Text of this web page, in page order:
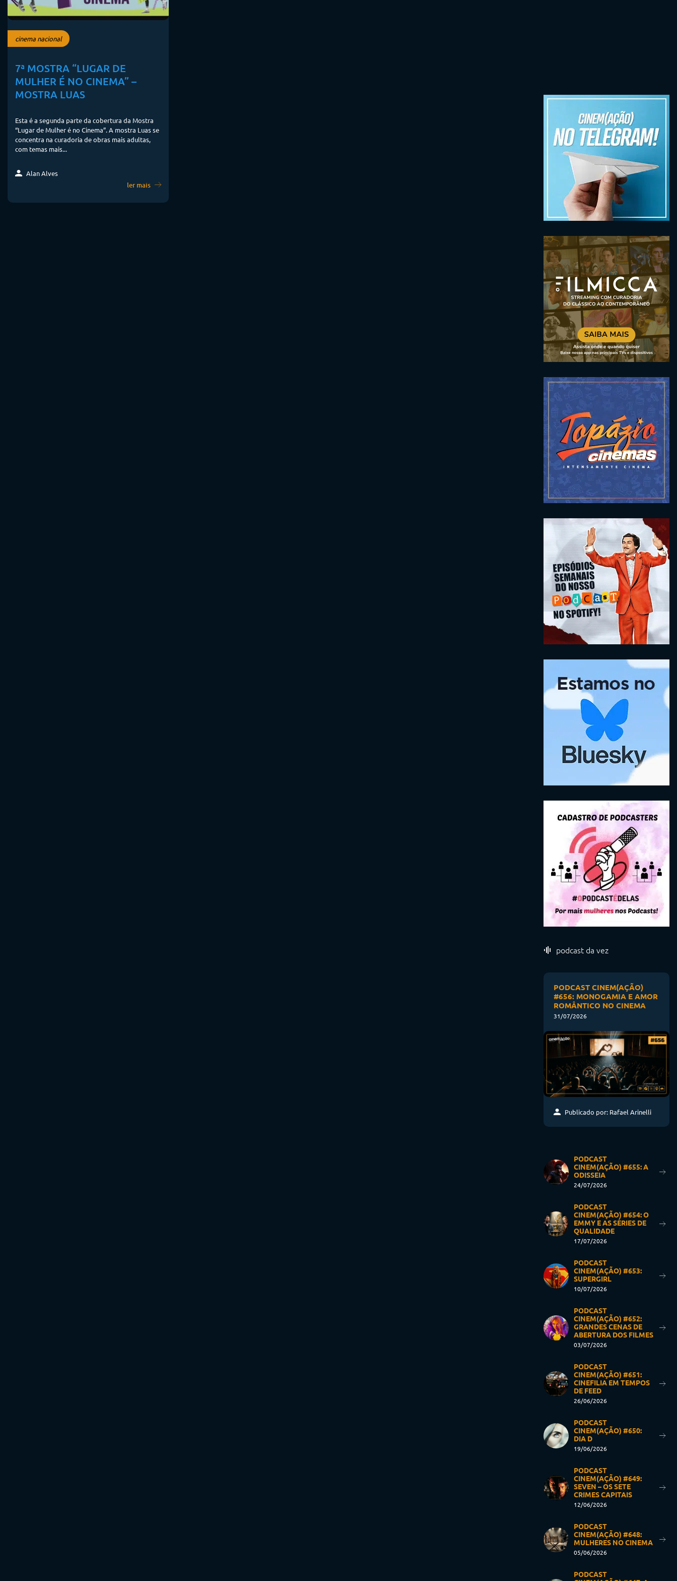
cinema nacional
7ª MOSTRA “LUGAR DE
MULHER É NO CINEMA” –
MOSTRA LUAS
Esta é a segunda parte da cobertura da Mostra
“Lugar de Mulher é no Cinema”. A mostra Luas se
concentra na curadoria de obras mais adultas,
com temas mais...
Alan Alves
ler mais
podcast da vez
PODCAST CINEM(AÇÃO)
#656: MONOGAMIA E AMOR
ROMÂNTICO NO CINEMA
31/07/2026
Publicado por: Rafael Arinelli
PODCAST
CINEM(AÇÃO) #655: A
ODISSEIA
24/07/2026
PODCAST
CINEM(AÇÃO) #654: O
EMMY E AS SÉRIES DE
QUALIDADE
17/07/2026
PODCAST
CINEM(AÇÃO) #653:
SUPERGIRL
10/07/2026
PODCAST
CINEM(AÇÃO) #652:
GRANDES CENAS DE
ABERTURA DOS FILMES
03/07/2026
PODCAST
CINEM(AÇÃO) #651:
CINEFILIA EM TEMPOS
DE FEED
26/06/2026
PODCAST
CINEM(AÇÃO) #650:
DIA D
19/06/2026
PODCAST
CINEM(AÇÃO) #649:
SEVEN – OS SETE
CRIMES CAPITAIS
12/06/2026
PODCAST
CINEM(AÇÃO) #648:
MULHERES NO CINEMA
05/06/2026
PODCAST